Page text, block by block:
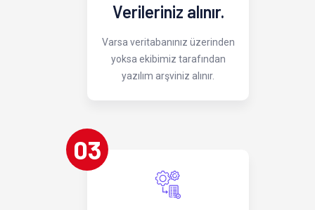
Verileriniz alınır.
Varsa veritabanınız üzerinden
yoksa ekibimiz tarafından
yazılım arşviniz alınır.
03